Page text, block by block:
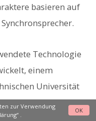
basieren auf
Technologie
einem
Universität
zur Verwendung
.
OK